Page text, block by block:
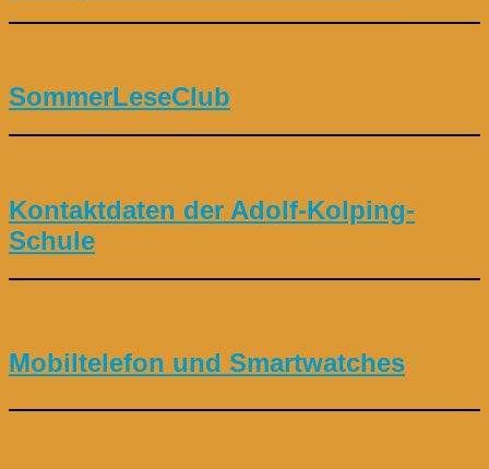
SommerLeseClub
Kontaktdaten der Adolf-Kolping-
Schule
Mobiltelefon und Smartwatches